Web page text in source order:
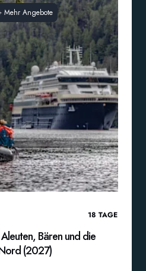
Mehr Angebote
18 TAGE
Bären und die
(2027)